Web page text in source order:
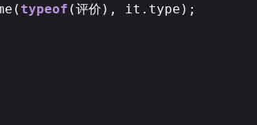
typeof (评价), it.type);